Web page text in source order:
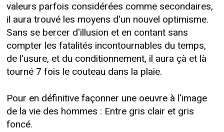
valeurs parfois considérées comme secondaires,
il aura trouvé les moyens d'un nouvel optimisme.
Sans se bercer d'illusion et en contant sans
compter les fatalités incontournables du temps,
de l'usure, et du conditionnement, il aura çà et là
tourné 7 fois le couteau dans la plaie.
Pour en définitive façonner une oeuvre à l'image
de la vie des hommes : Entre gris clair et gris
foncé.